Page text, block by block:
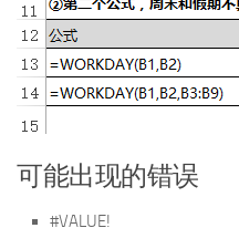
可能出现的错误
#VALUE!